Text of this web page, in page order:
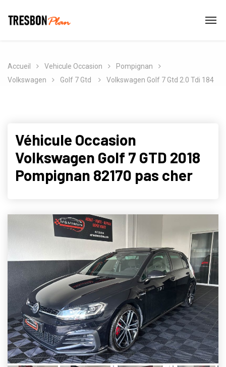
Accueil Vehicule Occasion
Pompignan
Volkswagen
Golf 7 Gtd Volkswagen Golf 7 Gtd 2.0 Tdi 184
Véhicule Occasion
Volkswagen Golf 7 GTD 2018
Pompignan 82170 pas cher